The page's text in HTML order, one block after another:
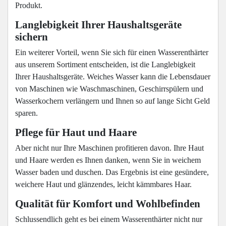
Produkt.
Langlebigkeit Ihrer Haushaltsgeräte
sichern
Ein weiterer Vorteil, wenn Sie sich für einen Wasserenthärter
aus unserem Sortiment entscheiden, ist die Langlebigkeit
Ihrer Haushaltsgeräte. Weiches Wasser kann die Lebensdauer
von Maschinen wie Waschmaschinen, Geschirrspülern und
Wasserkochern verlängern und Ihnen so auf lange Sicht Geld
sparen.
Pflege für Haut und Haare
Aber nicht nur Ihre Maschinen profitieren davon. Ihre Haut
und Haare werden es Ihnen danken, wenn Sie in weichem
Wasser baden und duschen. Das Ergebnis ist eine gesündere,
weichere Haut und glänzendes, leicht kämmbares Haar.
Qualität für Komfort und Wohlbefinden
Schlussendlich geht es bei einem Wasserenthärter nicht nur